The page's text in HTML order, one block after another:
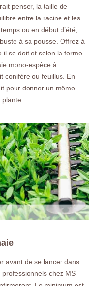
penser, la taille de
entre la racine et les
ou en début d’été,
à sa pousse. Offrez à
il se doit et selon la forme
mono-espèce à
conifère ou feuillus. En
pour donner un même
avant de se lancer dans
chez MS